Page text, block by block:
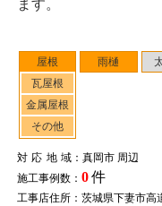
屋根
瓦屋根
金属屋根
その他
雨樋
対応地域：真岡市 周辺
施工事例数： 0件
工事店住所：茨城県下妻市高
ます。